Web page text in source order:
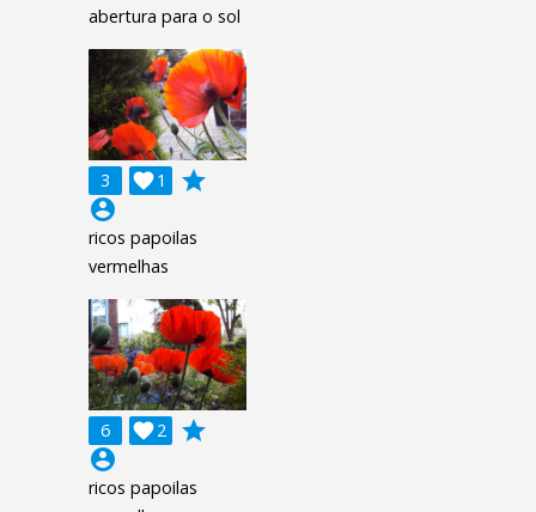
abertura para o sol
3 1

grade
account_circle
ricos papoilas
vermelhas
6 2

grade
account_circle
ricos papoilas